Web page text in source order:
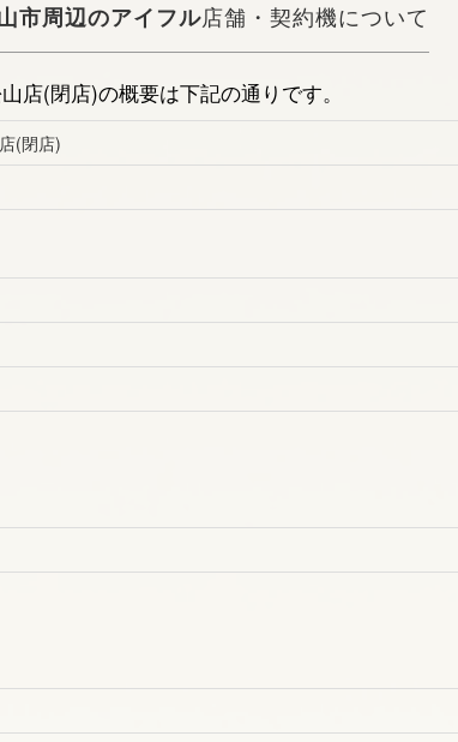
市周辺のアイフル店舗・契約機について
店(閉店)の概要は下記の通りです。
(閉店)